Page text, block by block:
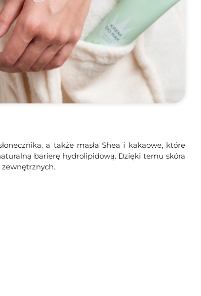
a także masła Shea i kakaowe, które
barierę hydrolipidową. Dzięki temu skóra